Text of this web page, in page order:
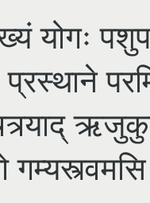
योगः